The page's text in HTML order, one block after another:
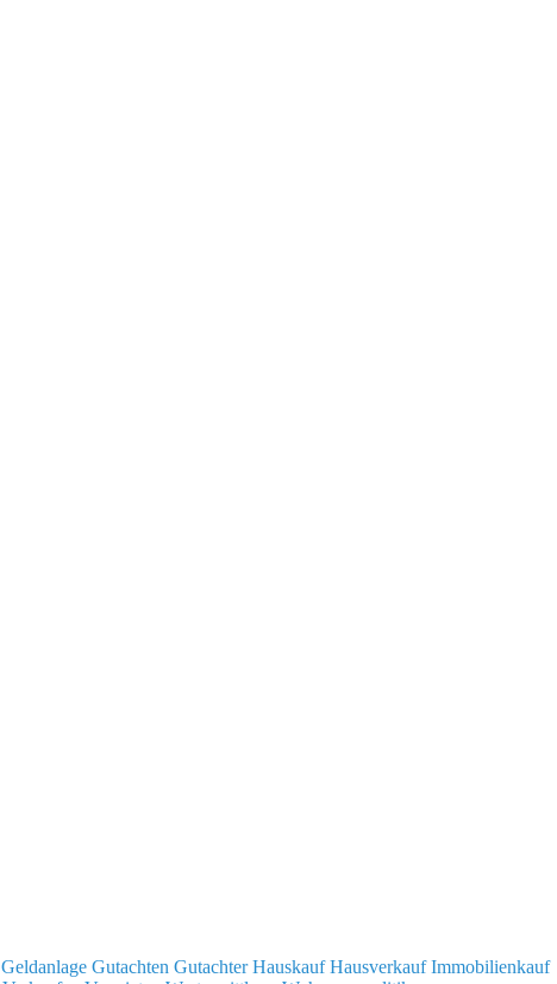
Geldanlage Gutachten GutachterHauskaufHausverkaufImmobilienkauf